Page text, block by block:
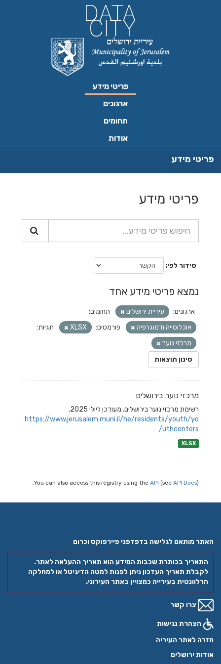
פריטי מידע
ארגונים
תחומים
אודות
פריטי מידע
פריטי מידע
סידור לפי
נמצא פריטי מידע אחד
ארגונים: עיריית ירושלים
תחומים:
אוכלוסייה ודמוגרפיה
פורמטים: XLSX
תגיות:
מרכזי נוער
סינון תוצאות
מרכזי נוער בירושלים
רשימת מרכזי נוער בירושלים. מעודכן ליולי 2025.
https://www.jerusalem.muni.il/he/residents/youth/yo
uthcenters/
XLSX
You can also access this registry using the API (see API Docs).
האתר מותאם לגלישה בדפדפני פיירפוקס וכרום
התאריך בכותרת שכבות המידע הוא תאריך ההעלאה לאתר.
לקבלת תאריך העדכון ניתן לפנות למטה הדיגיטל או למחלקה
הרלוונטית בעירייה כמצויין באתר העירוני.
צרו קשר
הצהרת נגישות
חזרה לאתר העיריה
אודות ירושלים